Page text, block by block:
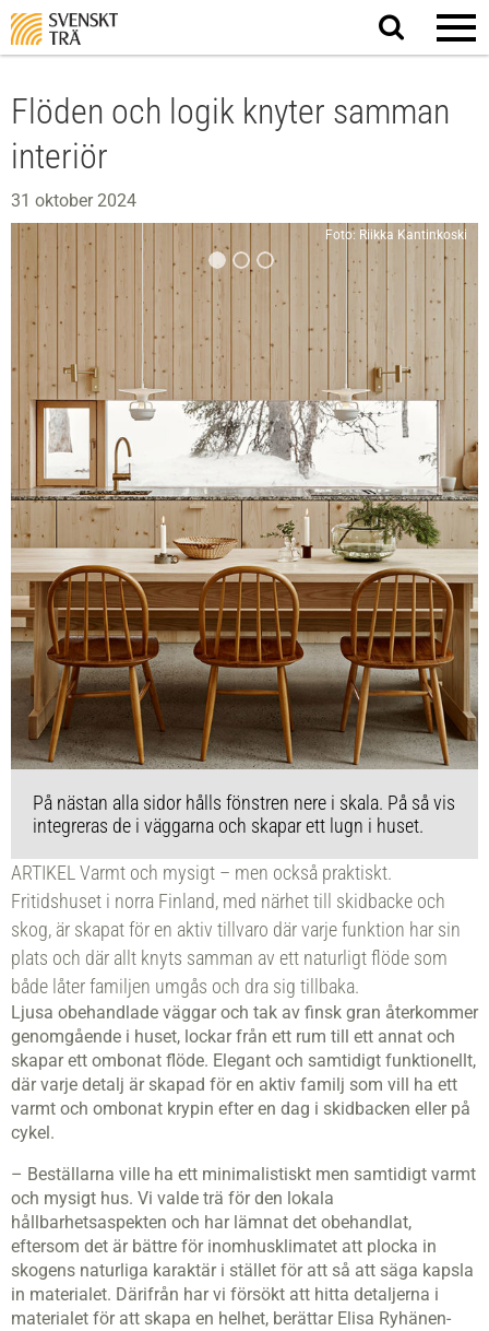
Sök
på
Flöden och logik knyter samman
interiör
31 oktober 2024
Foto: Riikka Kantinkoski
På nästan alla sidor hålls fönstren nere i skala. På så vis
integreras de i väggarna och skapar ett lugn i huset.
ARTIKEL Varmt och mysigt – men också praktiskt.
Fritidshuset i norra Finland, med närhet till skidbacke och
skog, är skapat för en aktiv tillvaro där varje funktion har sin
plats och där allt knyts samman av ett naturligt flöde som
både låter familjen umgås och dra sig tillbaka.
Ljusa obehandlade väggar och tak av finsk gran återkommer
genomgående i huset, lockar från ett rum till ett annat och
skapar ett ombonat flöde. Elegant och samtidigt funktionellt,
där varje detalj är skapad för en aktiv familj som vill ha ett
varmt och ombonat krypin efter en dag i skidbacken eller på
cykel.
– Beställarna ville ha ett minimalistiskt men samtidigt varmt
och mysigt hus. Vi valde trä för den lokala
hållbarhetsaspekten och har lämnat det obehandlat,
eftersom det är bättre för inomhusklimatet att plocka in
skogens naturliga karaktär i stället för att så att säga kapsla
in materialet. Därifrån har vi försökt att hitta detaljerna i
materialet för att skapa en helhet, berättar Elisa Ryhänen-